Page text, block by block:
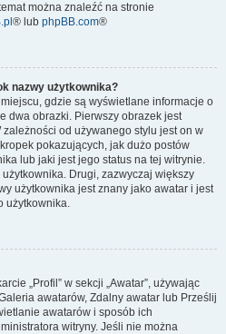
można znaleźć na stronie
® lub phpBB.com®
nazwy użytkownika?
gdzie są wyświetlane informacje o
dwa obrazki. Pierwszy obrazek jest
od używanego stylu jest on w
pokazujących, jak dużo postów
lub jaki jest jego status na tej witrynie.
Drugi, zazwyczaj większy
użytkownika jest znany jako awatar i jest
użytkownika.
„Profil” w sekcji „Awatar”, używając
awatarów, Zdalny awatar lub Prześlij
awatarów i sposób ich
witryny. Jeśli nie można